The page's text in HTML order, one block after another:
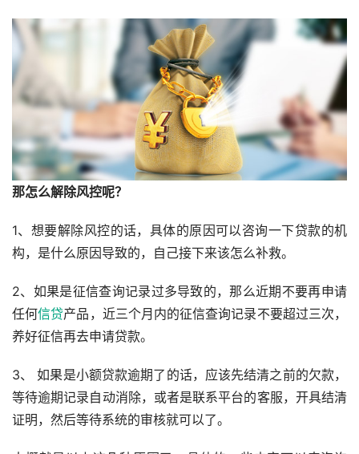
那怎么解除风控呢？
1、想要解除风控的话，具体的原因可以咨询一下贷款的机
构，是什么原因导致的，自己接下来该怎么补救。
2、如果是征信查询记录过多导致的，那么近期不要再申请
任何信贷产品，近三个月内的征信查询记录不要超过三次，
养好征信再去申请贷款。
3、 如果是小额贷款逾期了的话，应该先结清之前的欠款，
等待逾期记录自动消除，或者是联系平台的客服，开具结清
证明，然后等待系统的审核就可以了。